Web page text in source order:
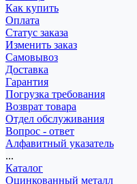
Как купить
Оплата
Статус заказа
Изменить заказ
Самовывоз
Доставка
Гарантия
Погрузка требования
Возврат товара
Отдел обслуживания
Вопрос - ответ
Алфавитный указатель
...
Каталог
Оцинкованный металл